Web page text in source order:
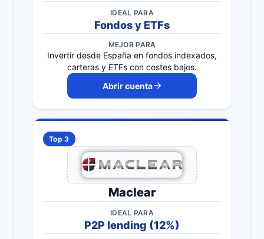
IDEAL PARA
Fondos y ETFs
MEJOR PARA
Invertir desde España en fondos indexados,
carteras y ETFs con costes bajos.
Abrir cuenta
Top 3
Maclear
IDEAL PARA
P2P lending (12%)